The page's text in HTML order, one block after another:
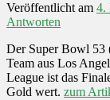
Veröffentlicht am 4.
Antworten
Der Super Bowl 53
Team aus Los
League ist das
Gold wert. zum